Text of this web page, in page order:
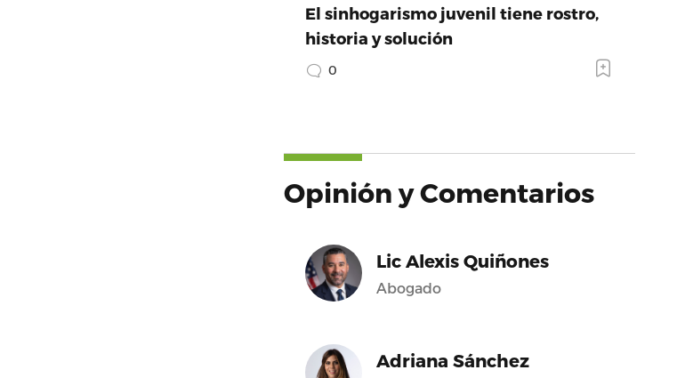
El sinhogarismo juvenil tiene rostro,
historia y solución
0
Opinión y Comentarios
Lic Alexis Quiñones
Abogado
Adriana Sánchez